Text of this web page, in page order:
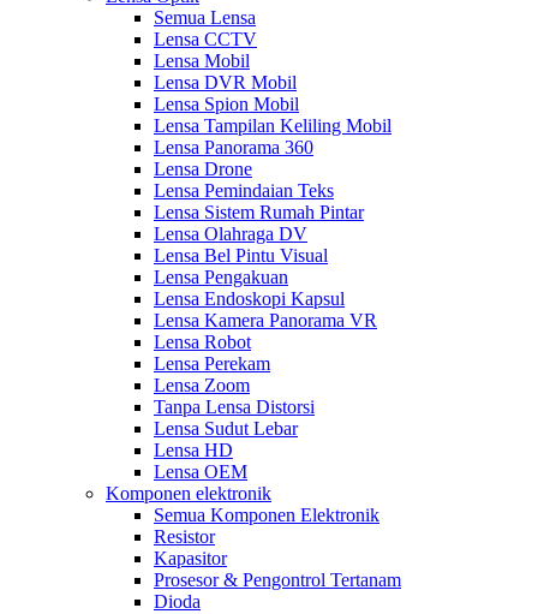
Semua Lensa
Lensa CCTV
Lensa Mobil
Lensa DVR Mobil
Lensa Spion Mobil
Lensa Tampilan Keliling Mobil
Lensa Panorama 360
Lensa Drone
Lensa Pemindaian Teks
Lensa Sistem Rumah Pintar
Lensa Olahraga DV
Lensa Bel Pintu Visual
Lensa Pengakuan
Lensa Endoskopi Kapsul
Lensa Kamera Panorama VR
Lensa Robot
Lensa Perekam
Lensa Zoom
Tanpa Lensa Distorsi
Lensa Sudut Lebar
Lensa HD
Lensa OEM
Komponen elektronik
Semua Komponen Elektronik
Resistor
Kapasitor
Prosesor & Pengontrol Tertanam
Dioda